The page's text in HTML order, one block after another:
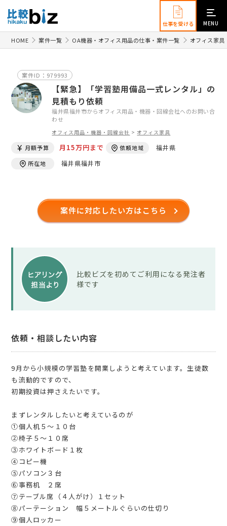
仕事を受ける MENU
HOME 案件一覧 OA機器・オフィス用品の仕事・案件一覧 オフィス家
案件ID：979993
【緊急】「学習塾用備品一式レンタル」の
見積もり依頼
福井県福井市からオフィス用品・機器・回線会社へのお問い合
わせ
オフィス用品・機器・回線会社 > オフィス家具
月額予算 月15万円まで 依頼地域 福井県
所在地 福井県福井市
案件に対応したい方はこちら
比較ビズを初めてご利用になる発注者
様です
依頼・相談したい内容
9月から小規模の学習塾を開業しようと考えています。生徒数
も流動的ですので、
初期投資は押さえたいです。
まずレンタルしたいと考えているのが
①個人机５～１０台
②椅子５～１０席
③ホワイトボード１枚
④コピー機
⑤パソコン３台
⑥事務机 ２席
⑦テーブル席（４人がけ）１セット
⑧パーテーション 幅５メートルぐらいの仕切り
⑨個人ロッカー